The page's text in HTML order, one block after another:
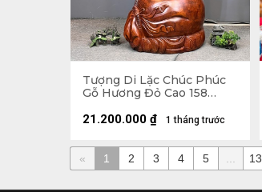
Tượng Di Lặc Chúc Phúc
Gỗ Hương Đỏ Cao 158
1 tháng trước
21.200.000 ₫
« 1 2 3 4 5 13